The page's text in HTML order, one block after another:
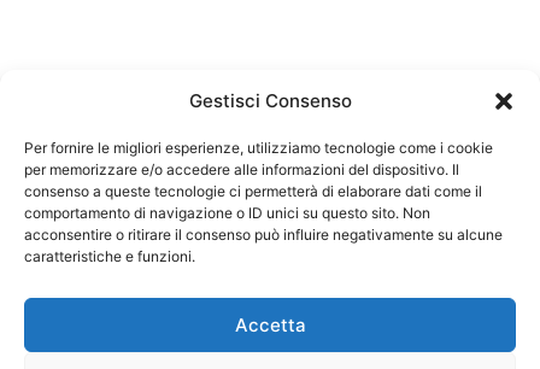
Gestisci Consenso
Per fornire le migliori esperienze, utilizziamo tecnologie come i cookie
per memorizzare e/o accedere alle informazioni del dispositivo. Il
consenso a queste tecnologie ci permetterà di elaborare dati come il
comportamento di navigazione o ID unici su questo sito. Non
acconsentire o ritirare il consenso può influire negativamente su alcune
caratteristiche e funzioni.
Accetta
Federazione Nazionale Degli Ordini dei Biologi:
codice fiscale 80069130583
Responsabile sito internet www.fnob.it: